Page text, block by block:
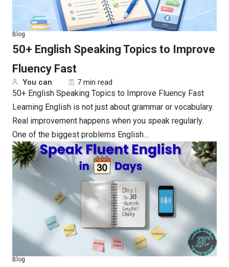
Blog
50+ English Speaking Topics to Improve
Fluency Fast
You can 7 min read
50+ English Speaking Topics to Improve Fluency Fast
Learning English is not just about grammar or vocabulary.
Real improvement happens when you speak regularly.
One of the biggest problems English…
Blog